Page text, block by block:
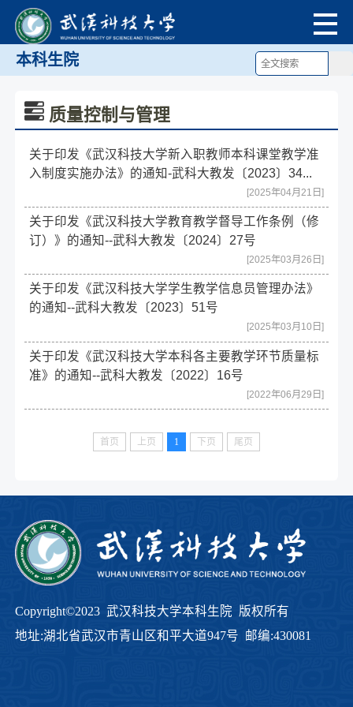
本科生院
质量控制与管理
关于印发《武汉科技大学新入职教师本科课堂教学准
入制度实施办法》的通知-武科大教发〔2023〕34...
[2025年04月21日]
关于印发《武汉科技大学教育教学督导工作条例（修
订）》的通知--武科大教发〔2024〕27号
[2025年03月26日]
关于印发《武汉科技大学学生教学信息员管理办法》
的通知--武科大教发〔2023〕51号
[2025年03月10日]
关于印发《武汉科技大学本科各主要教学环节质量标
准》的通知--武科大教发〔2022〕16号
[2022年06月29日]
首页 上页 1 下页 尾页
Copyright©2023 武汉科技大学本科生院 版权所有
地址:湖北省武汉市青山区和平大道947号 邮编:430081